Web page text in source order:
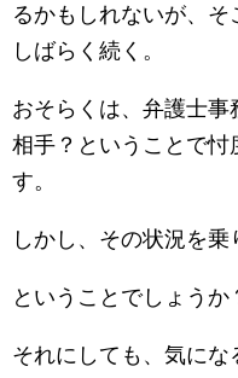
るかもしれないが、そ
しばらく続く。
おそらくは、弁護士
相手？ということで忖
す。
しかし、その状況を乗
ということでしょうか
それにしても、気にな